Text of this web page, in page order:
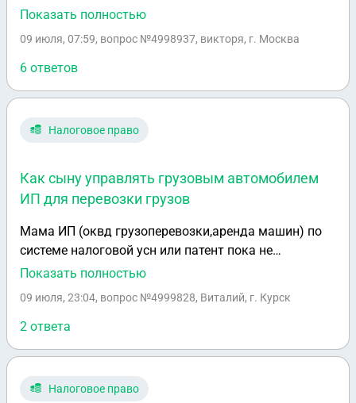
Основной заработок — общение, флирт и чаевые.
легализовать деятельность в России: открыть ИП,
платить налоги, оформить помощника и понимать
реальные правовые риски.
Показать полностью
09 июля, 07:59, вопрос №4998937, викторя, г. Москва
6 ответов
Налоговое право
Как сыну управлять грузовым автомобилем
ИП для перевозки грузов
Мама ИП (оквд грузоперевозки,аренда машин) по
системе налоговой усн или патент пока не
определилась) у неё есть грузовая машина
управлять!!! Я сын ИП (оквэд грузоперевозки) как я
могу управлять ТС для грузоперевозок по каким
договорным отношения что бы налоги не
вопросе!!!
Показать полностью
09 июля, 23:04, вопрос №4999828, Виталий, г. Курск
2 ответа
Налоговое право